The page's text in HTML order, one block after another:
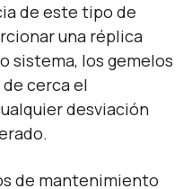
de este tipo de
una réplica
sistema, los gemelos
cerca el
desviación
de mantenimiento